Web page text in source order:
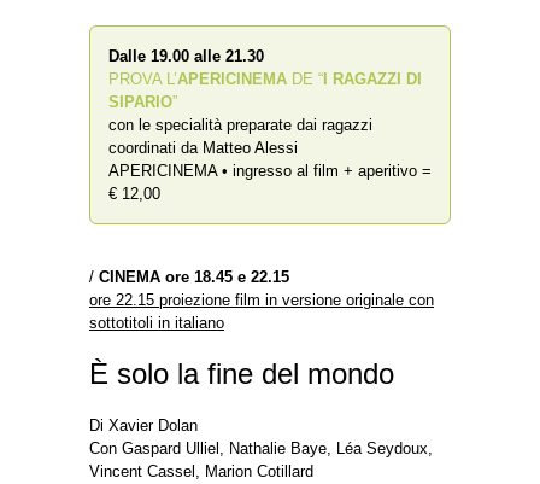
Dalle 19.00 alle 21.30
PROVA L’APERICINEMA DE “ I RAGAZZI DI
SIPARIO”
con le specialità preparate dai ragazzi
coordinati da Matteo Alessi
APERICINEMA • ingresso al film + aperitivo =
€ 12,00
/ CINEMA ore 18.45 e 22.15
ore 22.15 proiezione film in versione originale con
sottotitoli in italiano
È solo la fine del mondo
Di Xavier Dolan
Con Gaspard Ulliel, Nathalie Baye, Léa Seydoux,
Vincent Cassel, Marion Cotillard